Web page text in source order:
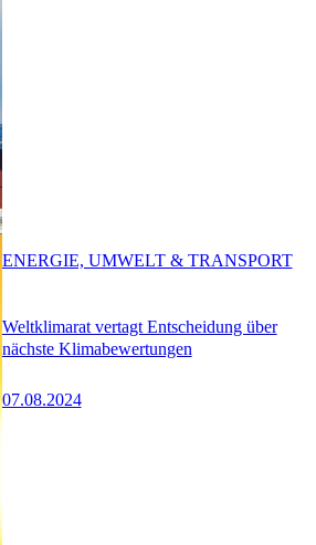
Weltklimarat vertagt Entscheidung über
nächste Klimabewertungen
07.08.2024
ENERGIE, UMWELT & TRANSPORT